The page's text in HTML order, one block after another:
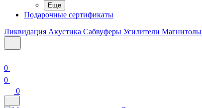
Еще
Подарочные сертификаты
Ликвидация Акустика Сабвуферы Усилители Магнитолы
0
0
0